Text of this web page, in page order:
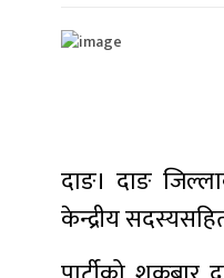
दाङ। दाङ
केन्द्रीय